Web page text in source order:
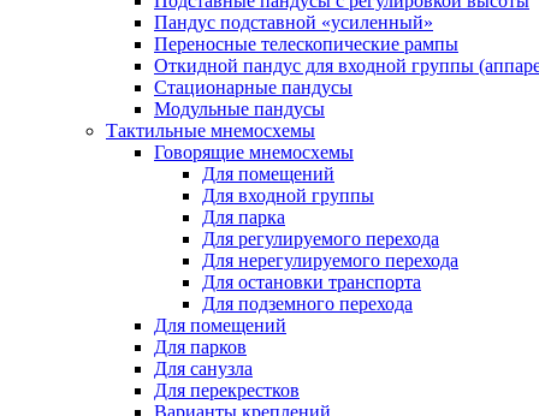
Пандус подставной «усиленный»
Переносные телескопические рампы
Откидной пандус для входной группы
Стационарные пандусы
Модульные пандусы
Тактильные мнемосхемы
Говорящие мнемосхемы
Для помещений
Для входной группы
Для парка
Для регулируемого перехода
Для нерегулируемого перехода
Для остановки транспорта
Для подземного перехода
Для помещений
Для парков
Для санузла
Для перекрестков
Варианты креплений